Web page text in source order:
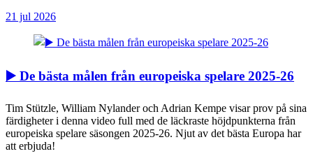
21 jul 2026
▶️ De bästa målen från europeiska spelare 2025-26
Tim Stützle, William Nylander och Adrian Kempe visar prov på sina
färdigheter i denna video full med de läckraste höjdpunkterna från
europeiska spelare säsongen 2025-26. Njut av det bästa Europa har
att erbjuda!